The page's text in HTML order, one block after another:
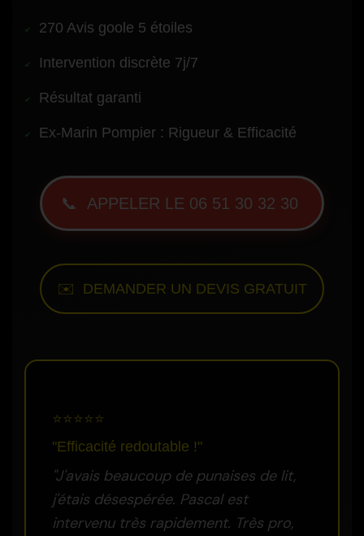
270 Avis goole 5 étoiles
Intervention discrète 7j/7
Résultat garanti
Ex-Marin Pompier : Rigueur & Efficacité
📞 APPELER LE 06 51 30 32 30
✉️ DEMANDER UN DEVIS GRATUIT
⭐⭐⭐⭐⭐
"Efficacité redoutable !"
"J'avais beaucoup de punaises de lit,
j'étais désespérée. Pascal est
intervenu très rapidement. Très pro,